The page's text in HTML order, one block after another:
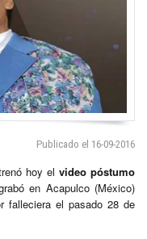
Publicado el 16-09-2016
hoy el video póstumo
en Acapulco (México)
falleciera el pasado 28 de